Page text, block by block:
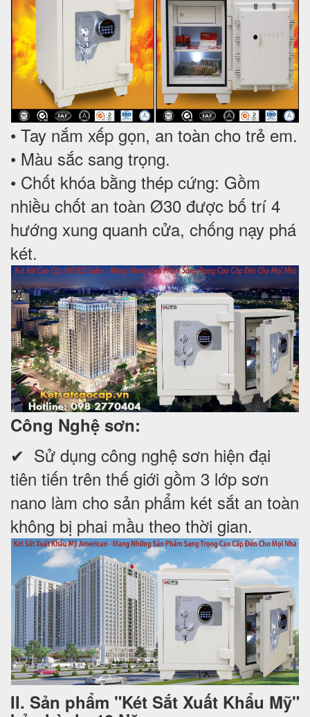
• Tay nắm xếp gọn, an toàn cho trẻ em.
• Màu sắc sang trọng.
• Chốt khóa bằng thép cứng: Gồm
nhiều chốt an toàn Ø30 được bố trí 4
hướng xung quanh cửa, chống nạy phá
két.
Công Nghệ sơn:
✔ Sử dụng công nghệ sơn hiện đại
tiên tiến trên thế giới gồm 3 lớp sơn
nano làm cho sản phẩm két sắt an toàn
không bị phai mầu theo thời gian.
II. Sản phẩm "Két Sắt Xuất Khẩu Mỹ"